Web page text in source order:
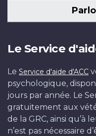
Le Service
Le Service d'aide d'ACC
psychologique,
jours par année. Le
gratuitement aux
de la GRC, ainsi qu’à
n’est pas nécessaire